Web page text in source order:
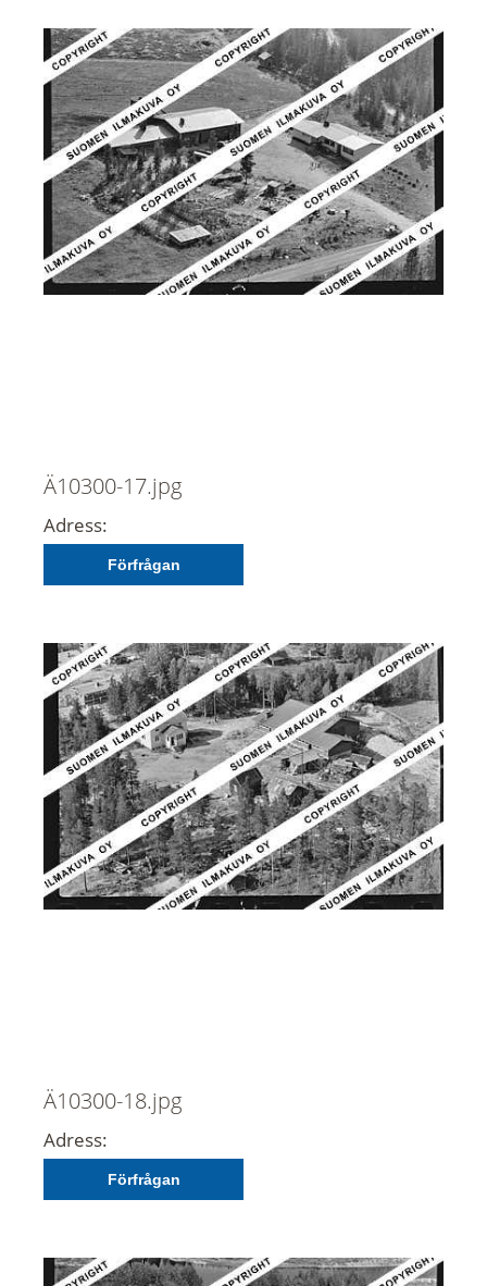
Ä10300-17.jpg
Adress:
Förfrågan
Ä10300-18.jpg
Adress:
Förfrågan